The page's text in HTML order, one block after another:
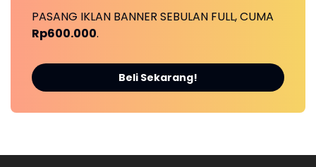
PASANG IKLAN BANNER SEBULAN FULL, CUMA
Rp600.000.
Beli Sekarang!